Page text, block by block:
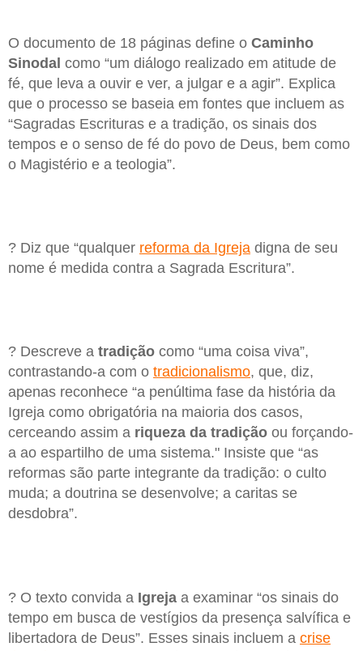
O documento de 18 páginas define o Caminho
Sinodal como “um diálogo realizado em atitude de
fé, que leva a ouvir e ver, a julgar e a agir”. Explica
que o processo se baseia em fontes que incluem as
“Sagradas Escrituras e a tradição, os sinais dos
tempos e o senso de fé do povo de Deus, bem como
o Magistério e a teologia”.
? Diz que “qualquer reforma da Igreja digna de seu
nome é medida contra a Sagrada Escritura”.
? Descreve a tradição como “uma coisa viva”,
contrastando-a com o tradicionalismo, que, diz,
apenas reconhece “a penúltima fase da história da
Igreja como obrigatória na maioria dos casos,
cerceando assim a riqueza da tradição ou forçando-
a ao espartilho de uma sistema." Insiste que “as
reformas são parte integrante da tradição: o culto
muda; a doutrina se desenvolve; a caritas se
desdobra”.
? O texto convida a Igreja a examinar “os sinais do
tempo em busca de vestígios da presença salvífica e
libertadora de Deus”. Esses sinais incluem a crise